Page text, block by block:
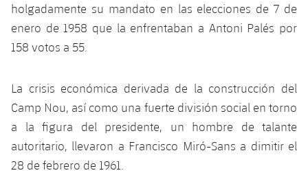
holgadamente su mandato en las elecciones de 7 de
enero de 1958 que la enfrentaban a Antoni Palés por
158 votos a 55.
La crisis económica derivada de la construcción del
Camp Nou, así como una fuerte división social en torno
a la figura del presidente, un hombre de talante
autoritario, llevaron a Francisco Miró-Sans a dimitir el
28 de febrero de 1961.